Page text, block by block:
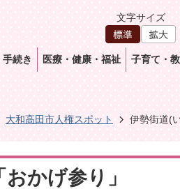
文字サイズ
手続き 医療・健康・福祉 子育て・
大和高田市人権スポット 伊勢街道(
かげ参り」